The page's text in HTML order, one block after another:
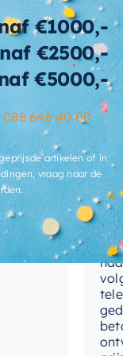
116
Ja
2
sifon
Ja
3-4
prettig
Avond
had en
€1000,-
€2500,-
€5000,-
088 646 40 00
artikelen of in
vraag naar de